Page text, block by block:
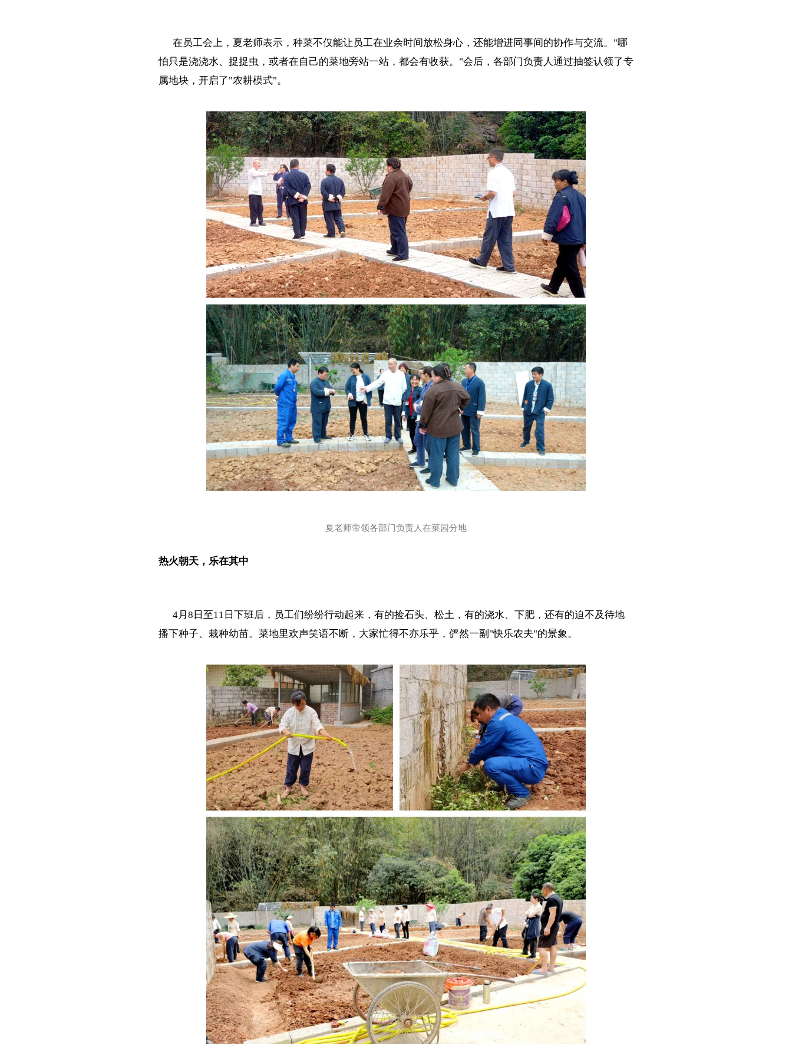
在员工会上，夏老师表示，种菜不仅能让员工在业余时间放松身心，还能增进同事间的协作与交流。"哪
怕只是浇浇水、捉捉虫，或者在自己的菜地旁站一站，都会有收获。"会后，各部门负责人通过抽签认领了专
属地块，开启了"农耕模式"。
夏老师带领各部门负责人在菜园分地
热火朝天，乐在其中
4月8日至11日下班后，员工们纷纷行动起来，有的捡石头、松土，有的浇水、下肥，还有的迫不及待地
播下种子、栽种幼苗。菜地里欢声笑语不断，大家忙得不亦乐乎，俨然一副"快乐农夫"的景象。